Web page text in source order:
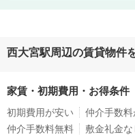
西大宮駅周辺の賃貸物件
家賃・初期費用・お得条件
初期費用が安い
仲介手数
仲介手数料無料
敷金礼金な